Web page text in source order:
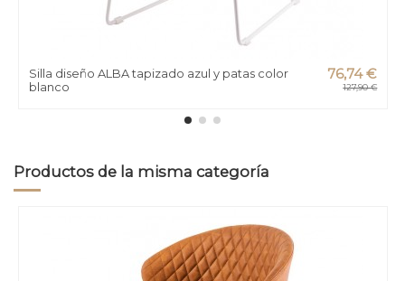
Silla diseño ALBA tapizado azul y patas color
blanco
76,74 €
127,90 €
Productos de la misma categoría